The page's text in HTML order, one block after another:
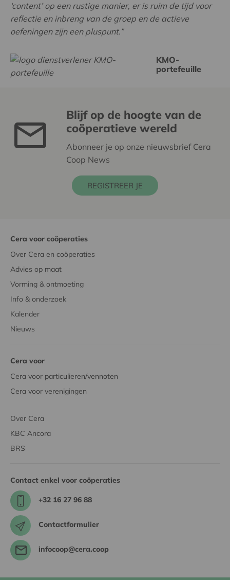
‘content’ op een rustige manier, er is ruim de tijd voor
reflectie en inbreng van de groep en de actieve
oefeningen zijn een pluspunt.”
KMO-
portefeuille
Blijf op de hoogte van de
coöperatieve wereld
Abonneer je op onze nieuwsbrief Cera
Coop News
REGISTREER JE
Cera voor coöperaties
Over Cera en coöperaties
Advies op maat
Vorming & ontmoeting
Info & onderzoek
Kalender
Nieuws
Cera voor
Cera voor particulieren/vennoten
Cera voor verenigingen
Over Cera
KBC Ancora
BRS
Contact enkel voor coöperaties
+32 16 27 96 88
Contactformulier
infocoop@cera.coop